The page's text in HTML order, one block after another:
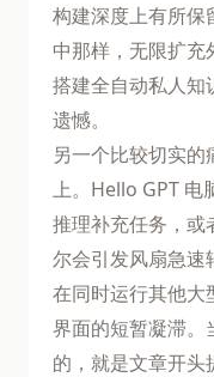
构建深度上有所保
中那样，无限扩
搭建全自动私人知
遗憾。
另一个比较切实
上。Hello GPT 电
推理补充任务，或
尔会引发风扇急速
在同时运行其他大
界面的短暂凝滞。
的，就是文章开